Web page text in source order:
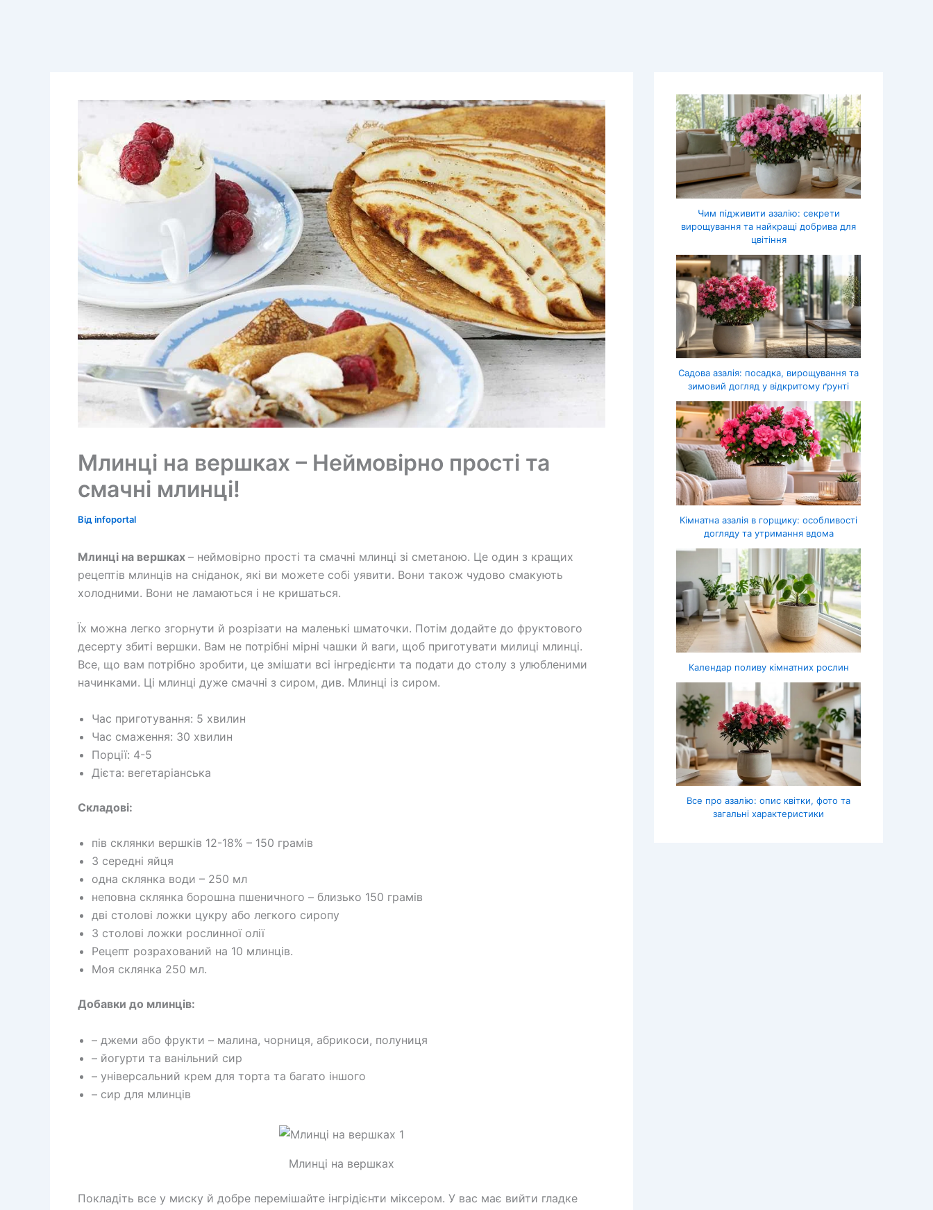
Млинці на вершках – Неймовірно прості та
смачні млинці!
Від infoportal
Млинці на вершках – неймовірно прості та смачні млинці зі сметаною. Це один з кращих
рецептів млинців на сніданок, які ви можете собі уявити. Вони також чудово смакують
холодними. Вони не ламаються і не кришаться.
Їх можна легко згорнути й розрізати на маленькі шматочки. Потім додайте до фруктового
десерту збиті вершки. Вам не потрібні мірні чашки й ваги, щоб приготувати милиці млинці.
Все, що вам потрібно зробити, це змішати всі інгредієнти та подати до столу з улюбленими
начинками. Ці млинці дуже смачні з сиром, див. Млинці із сиром.
Час приготування: 5 хвилин
Час смаження: 30 хвилин
Порції: 4-5
Дієта: вегетаріанська
Складові:
пів склянки вершків 12-18% – 150 грамів
3 середні яйця
одна склянка води – 250 мл
неповна склянка борошна пшеничного – близько 150 грамів
дві столові ложки цукру або легкого сиропу
3 столові ложки рослинної олії
Рецепт розрахований на 10 млинців.
Моя склянка 250 мл.
Добавки до млинців:
– джеми або фрукти – малина, чорниця, абрикоси, полуниця
– йогурти та ванільний сир
– універсальний крем для торта та багато іншого
– сир для млинців
Млинці на вершках
Покладіть все у миску й добре перемішайте інгрідієнти міксером. У вас має вийти гладке
Чим підживити азалію: секрети
вирощування та найкращі добрива для
цвітіння
Садова азалія: посадка, вирощування та
зимовий догляд у відкритому ґрунті
Кімнатна азалія в горщику: особливості
догляду та утримання вдома
Календар поливу кімнатних рослин
Все про азалію: опис квітки, фото та
загальні характеристики